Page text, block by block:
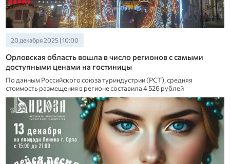
20 декабря 2025 | 10:00
Орловская область вошла в число регионов с самыми
доступными ценами на гостиницы
По данным Российского союза туриндустрии (РСТ), средняя
стоимость размещения в регионе составила 4 526 рублей